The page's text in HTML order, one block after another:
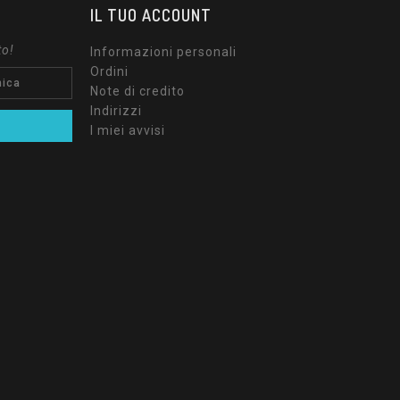
IL TUO ACCOUNT
Informazioni personali
Ordini
Note di credito
Indirizzi
I miei avvisi